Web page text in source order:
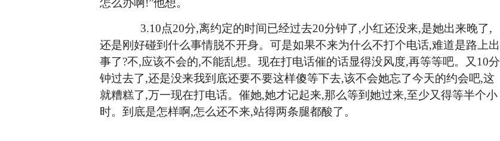
怎么办啊!”他想。
3.10点20分,离约定的时间已经过去20分钟了,小红还没来,是她出来晚了,
还是刚好碰到什么事情脱不开身。可是如果不来为什么不打个电话,难道是路上出
事了?不,应该不会的,不能乱想。现在打电话催的话显得没风度,再等等吧。又10分
钟过去了,还是没来我到底还要不要这样傻等下去,该不会她忘了今天的约会吧,这
就糟糕了,万一现在打电话。 催她,她才记起来,那么等到她过来,至少又得等半个小
时。到底是怎样啊,怎么还不来,站得两条腿都酸了。